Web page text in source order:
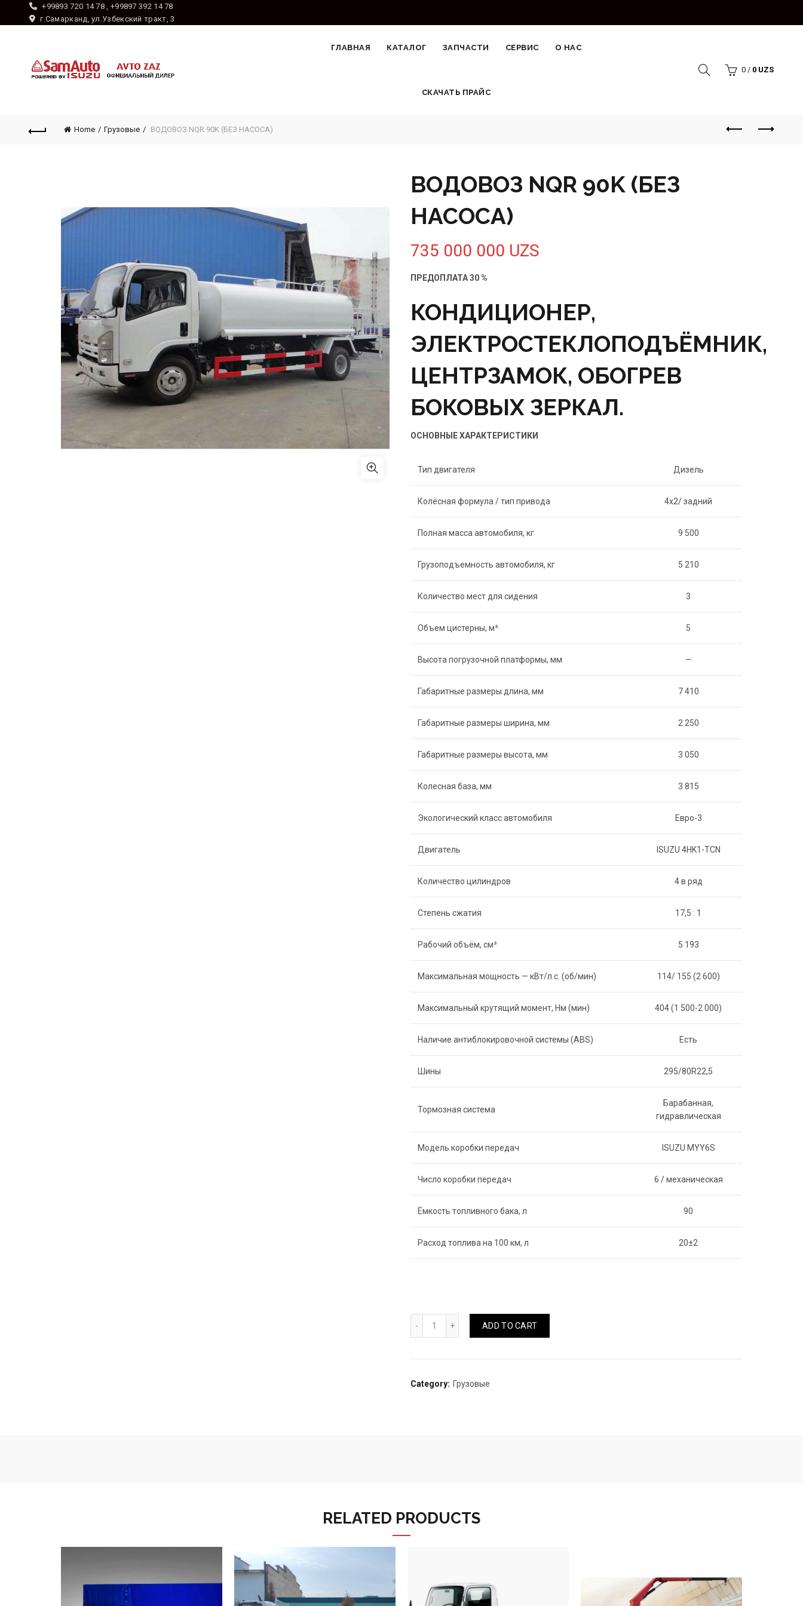
+99893 720 14 78 , +99897 392 14 78
г.Самарканд, ул.Узбекский тракт, 3
ГЛАВНАЯ КАТАЛОГ ЗАПЧАСТИ СЕРВИС О НАС
СКАЧАТЬ ПРАЙС
0 / 0 UZS
Home Грузовые ВОДОВОЗ NQR 90K (БЕЗ НАСОСА)
ВОДОВОЗ NQR 90K (БЕЗ
НАСОСА)
735 000 000 UZS
ПРЕДОПЛАТА 30 %
КОНДИЦИОНЕР,
ЭЛЕКТРОСТЕКЛОПОДЪЁМНИК,
ЦЕНТРЗАМОК, ОБОГРЕВ
БОКОВЫХ ЗЕРКАЛ.
ОСНОВНЫЕ ХАРАКТЕРИСТИКИ
Тип двигателя Дизель
Колёсная формула / тип привода 4х2/ задний
Полная масса автомобиля, кг 9 500
Грузоподъемность автомобиля, кг 5 210
Количество мест для сидения 3
Объем цистерны, м³ 5
Высота погрузочной платформы, мм —
Габаритные размеры длина, мм 7 410
Габаритные размеры ширина, мм 2 250
Габаритные размеры высота, мм 3 050
Колесная база, мм 3 815
Экологический класс автомобиля Евро-3
Двигатель ISUZU 4HK1-TCN
Количество цилиндров 4 в ряд
Степень сжатия 17,5 : 1
Рабочий объём, см³ 5 193
Максимальная мощность — кВт/л.с. (об/мин) 114/ 155 (2 600)
Максимальный крутящий момент, Нм (мин) 404 (1 500-2 000)
Наличие антиблокировочной системы (ABS) Есть
Шины 295/80R22,5
Тормозная система
Барабанная,
гидравлическая
Модель коробки передач ISUZU MYY6S
Число коробки передач 6 / механическая
Ёмкость топливного бака, л 90
Расход топлива на 100 км, л 20±2
ADD TO CART
Category: Грузовые
RELATED PRODUCTS